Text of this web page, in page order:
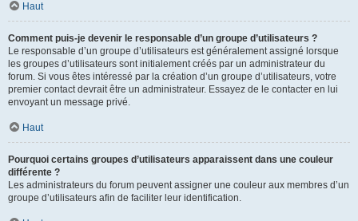
Haut
Comment puis-je devenir le responsable d’un groupe d’utilisateurs ?
Le responsable d’un groupe d’utilisateurs est généralement assigné lorsque
les groupes d’utilisateurs sont initialement créés par un administrateur du
forum. Si vous êtes intéressé par la création d’un groupe d’utilisateurs, votre
premier contact devrait être un administrateur. Essayez de le contacter en lui
envoyant un message privé.
Haut
Pourquoi certains groupes d’utilisateurs apparaissent dans une couleur
différente ?
Les administrateurs du forum peuvent assigner une couleur aux membres d’un
groupe d’utilisateurs afin de faciliter leur identification.